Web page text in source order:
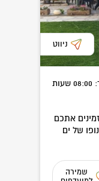
ניווט
: 08:00 שעות
אתכם
של ים
שמירה